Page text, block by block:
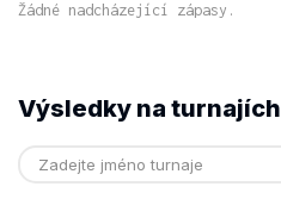
Žádné nadcházející zápasy.
Výsledky na turnajích